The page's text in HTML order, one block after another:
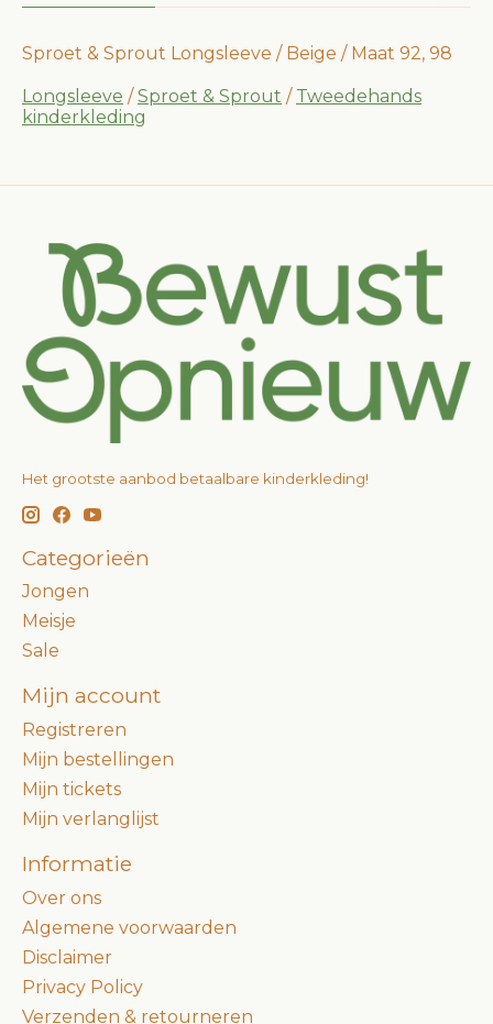
Sproet & Sprout Longsleeve / Beige / Maat 92, 98
Longsleeve / Sproet & Sprout / Tweedehands
kinderkleding
Het grootste aanbod betaalbare kinderkleding!
Categorieën
Jongen
Meisje
Sale
Mijn account
Registreren
Mijn bestellingen
Mijn tickets
Mijn verlanglijst
Informatie
Over ons
Algemene voorwaarden
Disclaimer
Privacy Policy
Verzenden & retourneren